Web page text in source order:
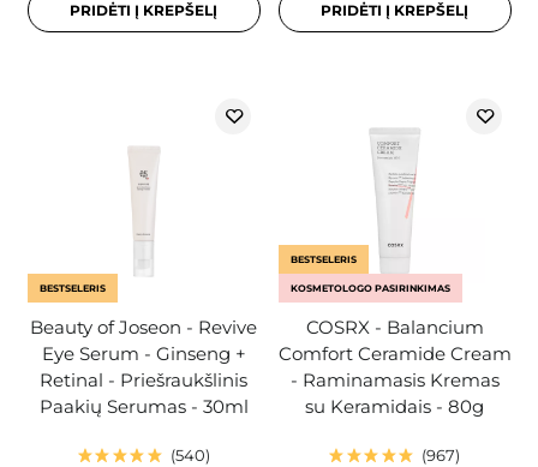
PRIDĖTI Į KREPŠELĮ PRIDĖTI Į KREPŠELĮ
BESTSELERIS
Beauty of Joseon - Revive
Eye Serum - Ginseng +
Retinal - Priešraukšlinis
Paakių Serumas - 30ml
540
BESTSELERIS
KOSMETOLOGO PASIRINKIMAS
COSRX - Balancium
Comfort Ceramide Cream
- Raminamasis Kremas
su Keramidais - 80g
967